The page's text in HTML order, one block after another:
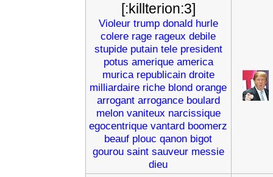
[:killterion:3]
Violeur trump donald hurle
colere rage rageux debile
stupide putain tele president
potus amerique america
murica republicain droite
milliardaire riche blond orange
arrogant arrogance boulard
melon vaniteux narcissique
egocentrique vantard boomerz
beauf plouc qanon bigot
gourou saint sauveur messie
dieu